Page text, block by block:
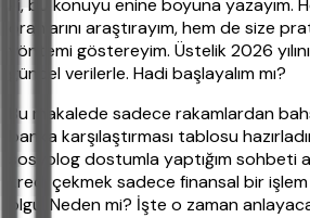
ki, bu konuyu enine boyuna yazayım.
oranlarını araştırayım, hem de size
yöntemi göstereyim. Üstelik 2026
güncel verilerle. Hadi başlayalım mı?
Bu makalede sadece rakamlardan
banka karşılaştırması tablosu
sosyolog dostumla yaptığım sohbeti
kredi çekmek sadece finansal bir
olgu. Neden mi? İşte o zaman